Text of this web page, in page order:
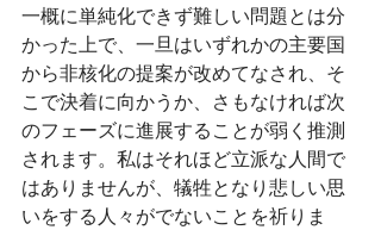
一概に単純化できず難しい問題とは分
かった上で、一旦はいずれかの主要国
から非核化の提案が改めてなされ、そ
こで決着に向かうか、さもなければ次
のフェーズに進展することが弱く推測
されます。私はそれほど立派な人間で
はありませんが、犠牲となり悲しい思
いをする人々がでないことを祈りま